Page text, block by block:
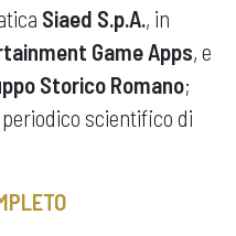
Siaed S.p.A., in
Game Apps, e
Storico Romano;
periodico scientifico di